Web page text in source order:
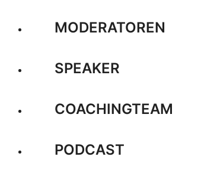
MODERATOREN
SPEAKER
COACHINGTEAM
PODCAST